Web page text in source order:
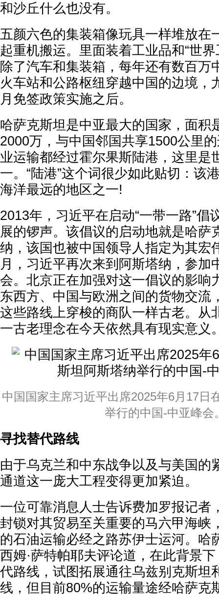
和沙丘什么也没有。
五颜六色的集装箱像玩具一样堆放在
起重机搬运。里面装着工业品和“世
除了汽车和集装箱，每年还有数百万
火车站和公路枢纽穿越中国的边境，
月免签政策实施之后。
哈萨克斯坦是中亚最大的国家，面积
2000万，与中国邻国共享1500公里
业运输都经过霍尔果斯陆港，这里是
一。“陆港”这个词很少如此贴切：该
海洋最远的地区之一!
2013年，习近平在启动“一带一路”倡
展的锣声。该倡议的启动地就是哈萨
纳，该国也被中国领导人指定为其宏
月，习近平再次来到阿斯塔纳，参加
会。北京正在加强对这一倡议的影响
东西方、中国与欧洲之间的货物交流
这些路线上穿梭的商队一样古老。从
一古老理念在今天依然具有现实意义
中国国家主席习近平出席2025年6月17日
举行的中国-中亚峰会
寻找替代路线
由于乌克兰和中东战争以及与美国的
通道这一庞大工程变得更加紧迫。
一位可靠消息人士告诉费加罗报记者
封锁对其贸易至关重要的马六甲海峡
的石油运输必经之路苏伊士运河。哈
西姆·萨特帕耶夫评论道，在此背景
代路线，试图拓展通往乌兹别克斯坦
线，但目前80%的运输量途经哈萨克